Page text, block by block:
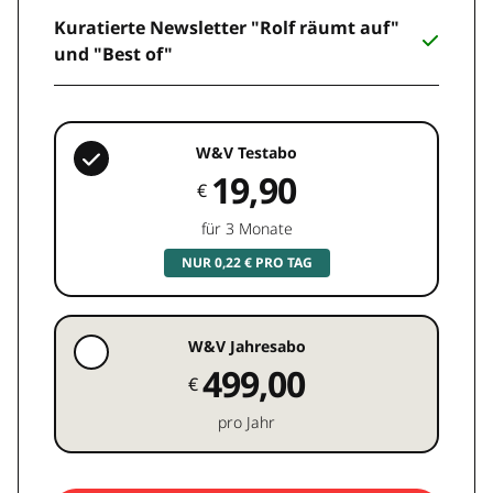
Kuratierte Newsletter "Rolf räumt auf"
und "Best of"
W&V Testabo
€ 19,90
für 3 Monate
NUR 0,22 € PRO TAG
W&V Jahresabo
€499,00
pro Jahr